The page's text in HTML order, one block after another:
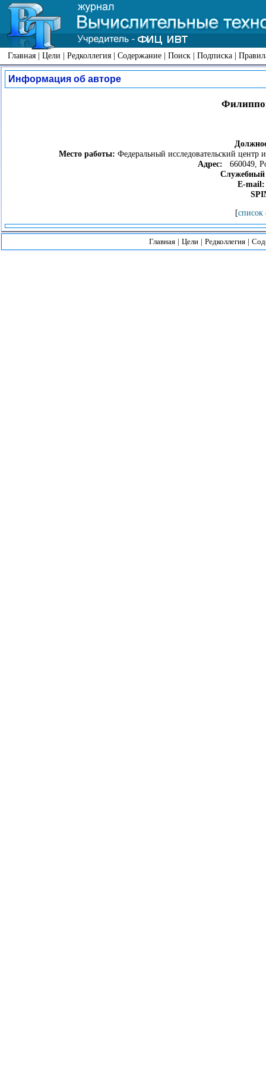
Главная | Цели | Редколлегия | Содержание | Поиск | Подписка |
Информация об авторе
Место работы: Федеральный исследовательский
Адрес: 660049,
Служебный
E-mail:
[список
Главная | Цели | Редколлегия |